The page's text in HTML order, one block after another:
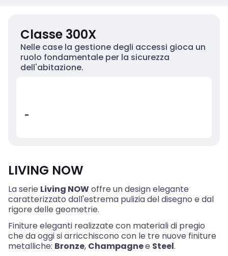
Classe 300X
Nelle case la gestione degli accessi gioca un
ruolo fondamentale per la sicurezza
dell'abitazione.
-
LIVING NOW
La serie Living NOWoffre un design elegante
caratterizzato dall'estrema pulizia del disegno e dal
rigore delle geometrie.
Finiture eleganti realizzate con materiali di pregio
che da oggi si arricchiscono con le tre nuove finiture
metalliche: Bronze, Champagnee Steel.